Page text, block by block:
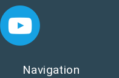
Navigation